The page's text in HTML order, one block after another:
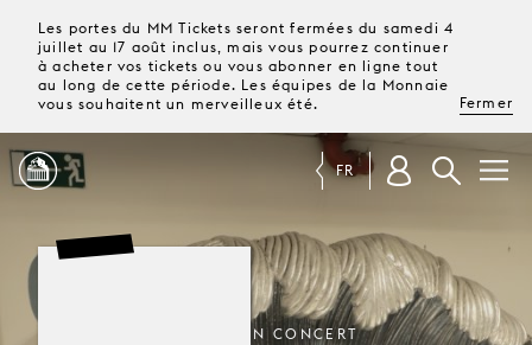
Les portes du MM Tickets seront fermées du samedi 4
juillet au 17 août inclus, mais vous pourrez continuer
à acheter vos tickets ou vous abonner en ligne tout
au long de cette période. Les équipes de la Monnaie
vous souhaitent un merveilleux été.
Fermer
PROGRAMME
MAGAZINE
FR
OPÉRA EN CONCERT